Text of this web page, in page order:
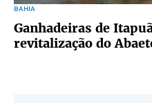
BAHIA
Ganhadeiras de
revitalização do